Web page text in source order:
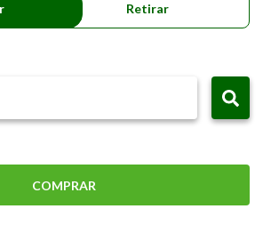
Retirar
COMPRAR